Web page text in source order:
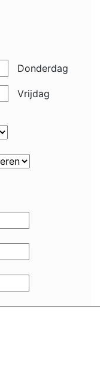
Donderdag
Vrijdag